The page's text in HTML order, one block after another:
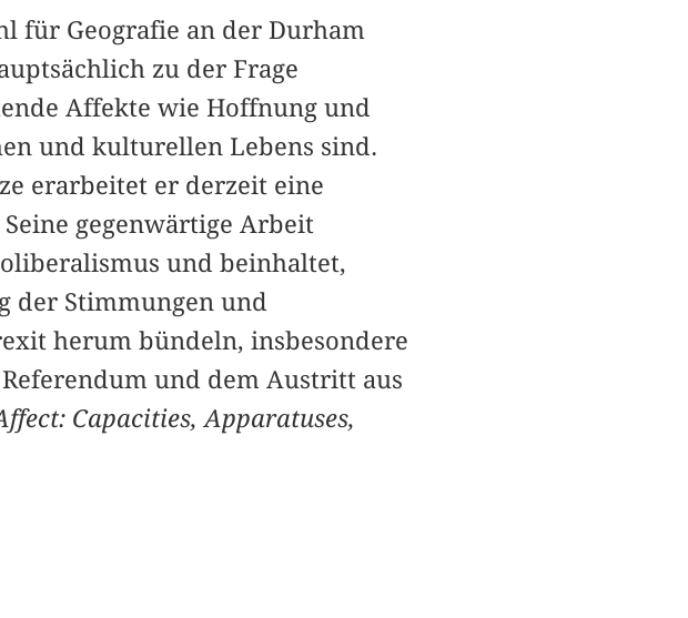
für Geografie an der Durham
zu der Frage
Affekte wie Hoffnung und
und kulturellen Lebens sind.
erarbeitet er derzeit eine
gegenwärtige Arbeit
und beinhaltet,
der Stimmungen und
herum bündeln, insbesondere
und dem Austritt aus
Capacities, Apparatuses,